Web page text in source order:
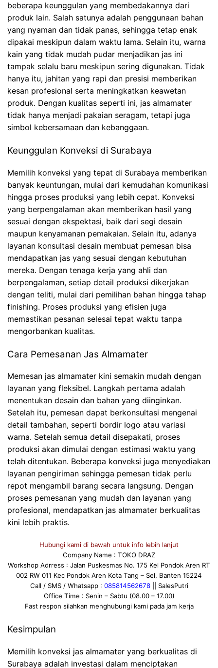
beberapa keunggulan yang membedakannya dari
produk lain. Salah satunya adalah penggunaan bahan
yang nyaman dan tidak panas, sehingga tetap enak
dipakai meskipun dalam waktu lama. Selain itu, warna
kain yang tidak mudah pudar menjadikan jas ini
tampak selalu baru meskipun sering digunakan. Tidak
hanya itu, jahitan yang rapi dan presisi memberikan
kesan profesional serta meningkatkan keawetan
produk. Dengan kualitas seperti ini, jas almamater
tidak hanya menjadi pakaian seragam, tetapi juga
simbol kebersamaan dan kebanggaan.
Keunggulan Konveksi di Surabaya
Memilih konveksi yang tepat di Surabaya memberikan
banyak keuntungan, mulai dari kemudahan komunikasi
hingga proses produksi yang lebih cepat. Konveksi
yang berpengalaman akan memberikan hasil yang
sesuai dengan ekspektasi, baik dari segi desain
maupun kenyamanan pemakaian. Selain itu, adanya
layanan konsultasi desain membuat pemesan bisa
mendapatkan jas yang sesuai dengan kebutuhan
mereka. Dengan tenaga kerja yang ahli dan
berpengalaman, setiap detail produksi dikerjakan
dengan teliti, mulai dari pemilihan bahan hingga tahap
finishing. Proses produksi yang efisien juga
memastikan pesanan selesai tepat waktu tanpa
mengorbankan kualitas.
Cara Pemesanan Jas Almamater
Memesan jas almamater kini semakin mudah dengan
layanan yang fleksibel. Langkah pertama adalah
menentukan desain dan bahan yang diinginkan.
Setelah itu, pemesan dapat berkonsultasi mengenai
detail tambahan, seperti bordir logo atau variasi
warna. Setelah semua detail disepakati, proses
produksi akan dimulai dengan estimasi waktu yang
telah ditentukan. Beberapa konveksi juga menyediakan
layanan pengiriman sehingga pemesan tidak perlu
repot mengambil barang secara langsung. Dengan
proses pemesanan yang mudah dan layanan yang
profesional, mendapatkan jas almamater berkualitas
kini lebih praktis.
Hubungi kami di bawah untuk info lebih lanjut
Company Name : TOKO DRAZ
Workshop Adrress : Jalan Puskesmas No. 175 Kel Pondok Aren RT
002 RW 011 Kec Pondok Aren Kota Tang – Sel, Banten 15224
Call / SMS / Whatsapp : 085814562678|| SalesPutri
Office Time : Senin – Sabtu (08.00 – 17.00)
Fast respon silahkan menghubungi kami pada jam kerja
Kesimpulan
Memilih konveksi jas almamater yang berkualitas di
Surabaya adalah investasi dalam menciptakan